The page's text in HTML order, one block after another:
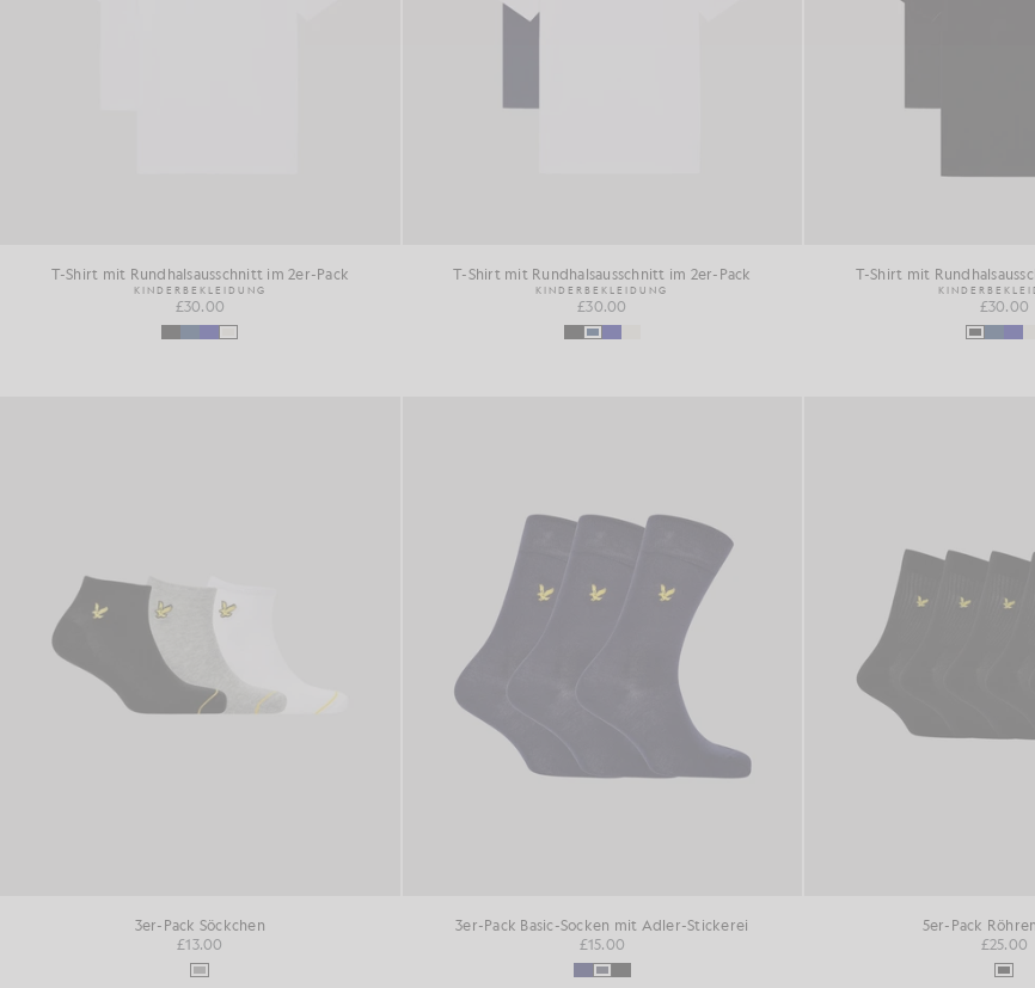
T-Shirt mit Rundhalsausschnitt im 2er-Pack
KINDERBEKLEIDUNG
£30.00
T-Shirt mit Rundhalsausschnitt im 2er-Pack
KINDERBEKLEIDUNG
£30.00
T-Shirt mit
£30.00
3er-Pack Söckchen
£13.00
3er-Pack Basic-Socken mit Adler-Stickerei
£15.00
5er-Pack
£25.00